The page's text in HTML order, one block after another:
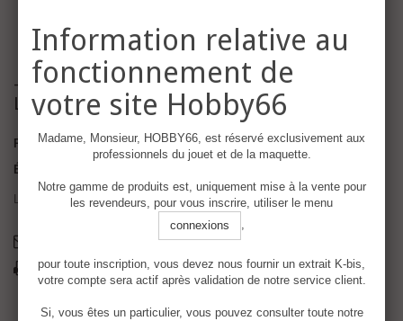
- H66-10015 Locomotive électrique BB 926,
Limoges SNCF
Référence H66-10015 ECHELLE N
État :
Locomotive électrique BB 926, Limoges
Imprimer
Information relative au
fonctionnement de
votre site Hobby66
Madame, Monsieur, HOBBY66, est réservé exclusivement aux
professionnels du jouet et de la maquette.
Notre gamme de produits est, uniquement mise à la vente pour
les revendeurs, pour vous inscrire, utiliser le menu
connexions
,
pour toute inscription, vous devez nous fournir un extrait K-bis,
votre compte sera actif après validation de notre service client.
Si, vous êtes un particulier, vous pouvez consulter toute notre